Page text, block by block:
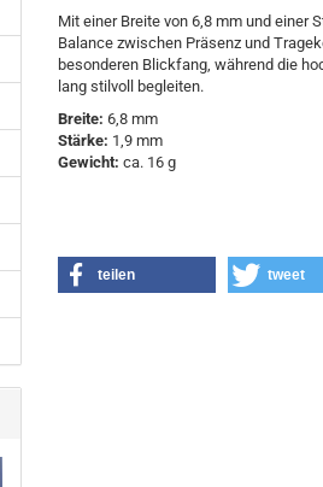
Mit einer Breite von 6,8 mm und einer
Balance zwischen Präsenz und
besonderen Blickfang, während die
lang stilvoll begleiten.
Breite: 6,8 mm
Stärke: 1,9 mm
Gewicht: ca. 16 g
teilen tweet